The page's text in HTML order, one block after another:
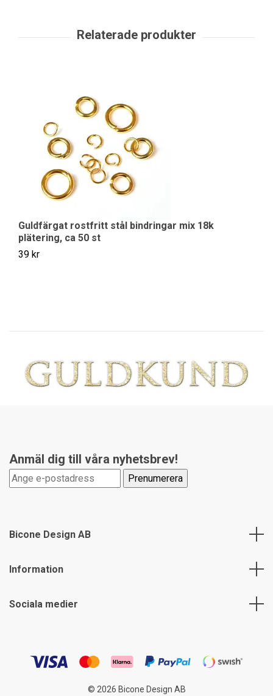
Guldfärgat rostfritt stål bindringar mix 18k
plätering, ca 50 st
39 kr
Anmäl dig till våra nyhetsbrev!
Bicone Design AB
Information
Sociala medier
© 2026 Bicone Design AB